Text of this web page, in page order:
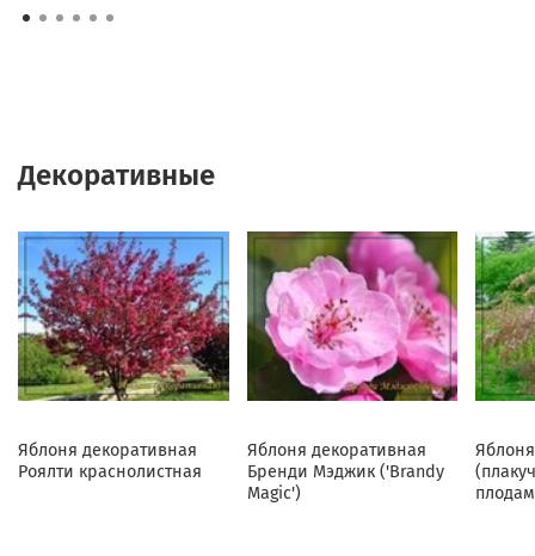
Декоративные
Яблоня декоративная
Роялти краснолистная
Яблоня декоративная
Бренди Мэджик ('Brandy
Magic')